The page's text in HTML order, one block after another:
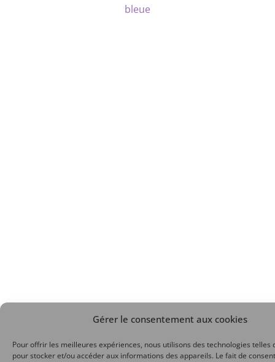
Gérer le consentement aux cookies
Pour offrir les meilleures expériences, nous utilisons des technologies telles
pour stocker et/ou accéder aux informations des appareils. Le fait de
bleue